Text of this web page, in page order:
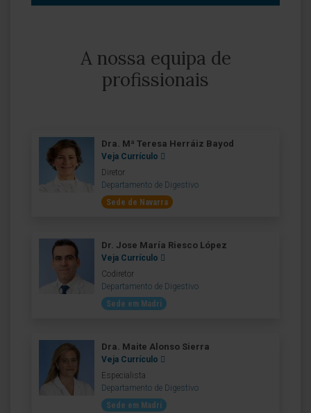
A nossa equipa de
profissionais
Dra. Mª Teresa Herráiz Bayod
Veja Currículo
Diretor
Departamento de Digestivo
Sede de Navarra
Dr. Jose María Riesco López
Veja Currículo
Codiretor
Departamento de Digestivo
Sede em Madri
Dra. Maite Alonso Sierra
Veja Currículo
Especialista
Departamento de Digestivo
Sede em Madri